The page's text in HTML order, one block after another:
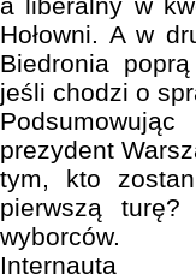
Hołowni. A w
Biedronia
jeśli chodzi o
prezydent
tym, kto
pierwszą
wyborców.
Internauta